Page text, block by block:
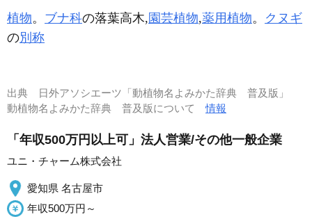
植物。 ブナ科の落葉高木, 園芸植物,薬用植物。 クヌギ
の別称
出典
日外アソシエーツ「動植物名よみかた辞典 普及版」
動植物名よみかた辞典 普及版について情報
「年収500万円以上可」法人営業/その他一般企業
ユニ・チャーム株式会社
愛知県 名古屋市
年収500万円～